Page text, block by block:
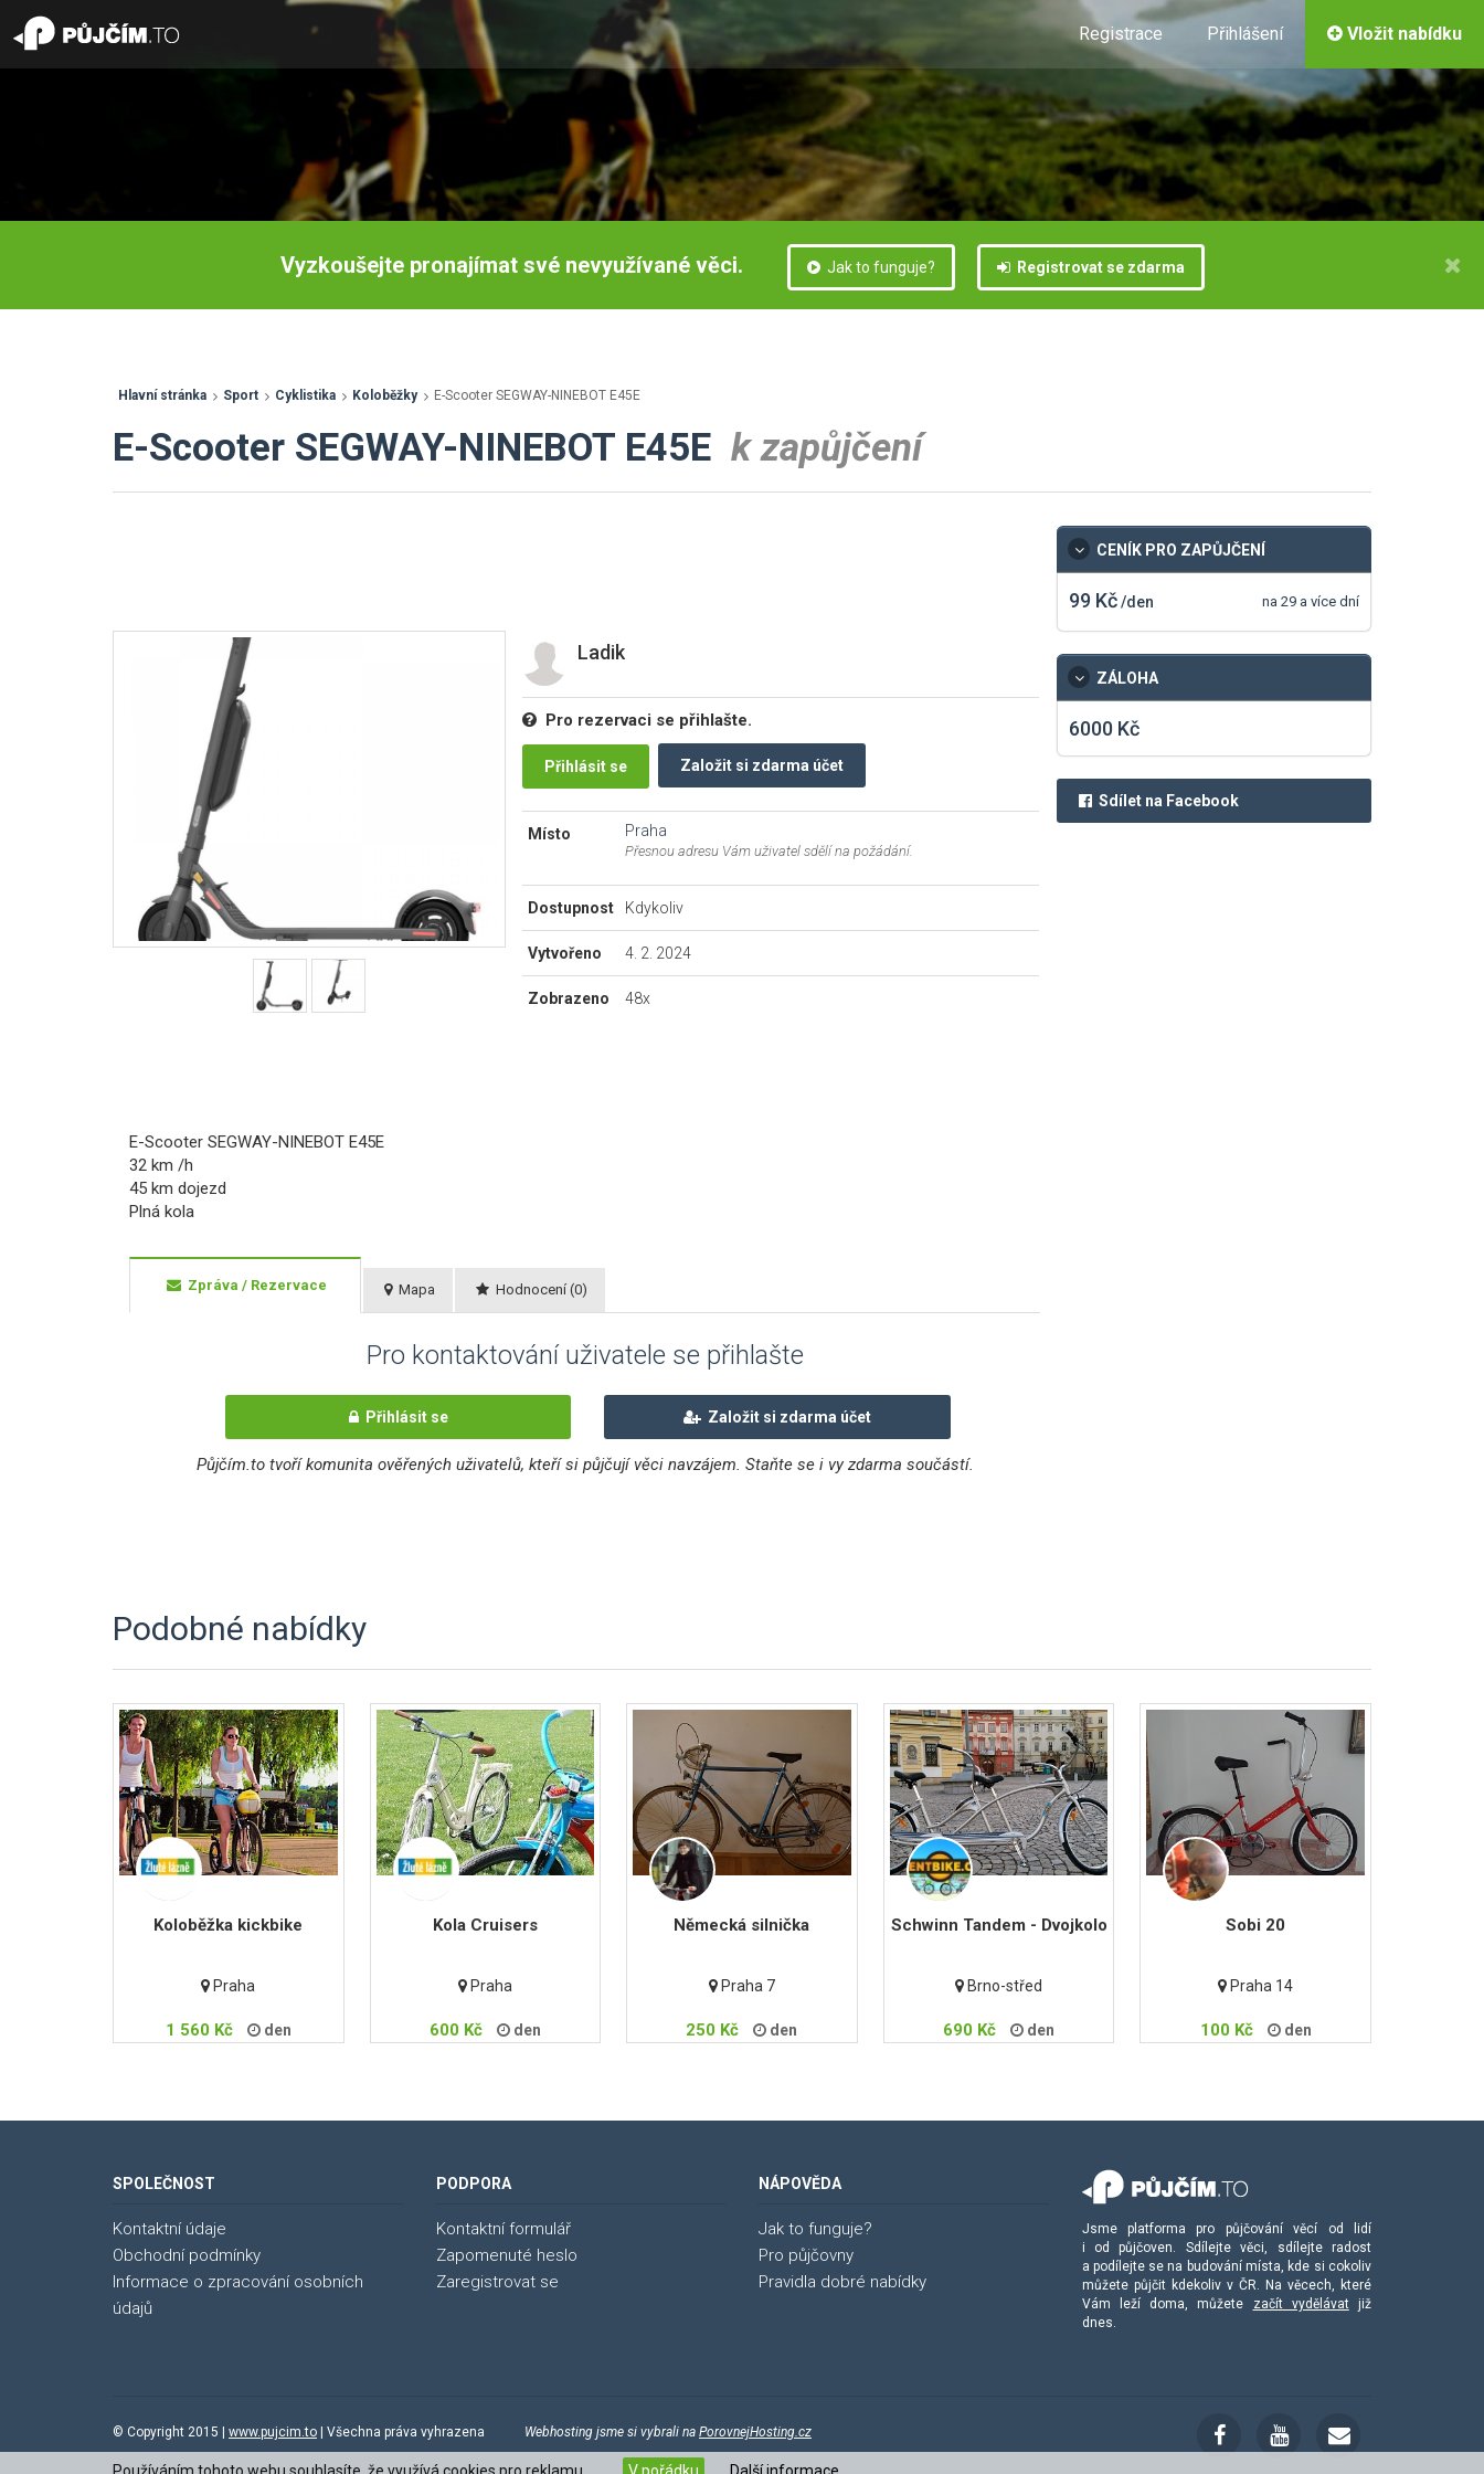
Vložit nabídku
Registrace Přihlášení
Vyzkoušejte pronajímat své nevyužívané věci. Jak to funguje? Registrovat se zdarma
Hlavní stránka Sport Cyklistika Koloběžky E-Scooter SEGWAY-NINEBOT E45E
E-Scooter SEGWAY-NINEBOT E45E k zapůjčení
Ladik
Pro rezervaci se přihlašte.
Přihlásit se Založit si zdarma účet
Místo Praha
Přesnou adresu Vám uživatel sdělí na požádání.
Dostupnost Kdykoliv
Vytvořeno 4. 2. 2024
Zobrazeno 48x
E-Scooter SEGWAY-NINEBOT E45E
32 km /h
45 km dojezd
Plná kola
Zpráva / Rezervace Mapa Hodnocení (0)
Pro kontaktování uživatele se přihlašte
Přihlásit se Založit si zdarma účet
Půjčím.to tvoří komunita ověřených uživatelů, kteří si půjčují věci navzájem. Staňte se i vy zdarma součástí.
CENÍK PRO ZAPŮJČENÍ
99 Kč/den na 29 a více dní
ZÁLOHA
6000 Kč
Sdílet na Facebook
Podobné nabídky
Koloběžka kickbike
Praha
1 560 Kč den
Kola Cruisers
Praha
600 Kč den
Německá silnička
Praha 7
250 Kč den
Schwinn Tandem - Dvojkolo
Brno-střed
690 Kč den
Sobi 20
Praha 14
100 Kč den
SPOLEČNOST
Kontaktní údaje
Obchodní podmínky
Informace o zpracování osobních
údajů
PODPORA
Kontaktní formulář
Zapomenuté heslo
Zaregistrovat se
NÁPOVĚDA
Jak to funguje?
Pro půjčovny
Pravidla dobré nabídky
Jsme platforma pro půjčování věcí od lidí
i od půjčoven. Sdílejte věci, sdílejte radost
a podílejte se na budování místa, kde si cokoliv
můžete půjčit kdekoliv v ČR. Na věcech, které
Vám leží doma, můžete
začít vydělávatjiž
dnes.
© Copyright 2015 | www.pujcim.to | Všechna práva vyhrazena Webhosting jsme si vybrali na PorovnejHosting.cz